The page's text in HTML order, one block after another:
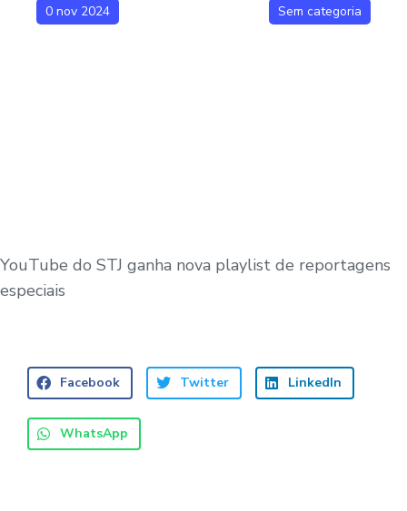
0 nov 2024 Sem categoria
YouTube do STJ ganha nova playlist de reportagens
especiais
Facebook Twitter LinkedIn
WhatsApp